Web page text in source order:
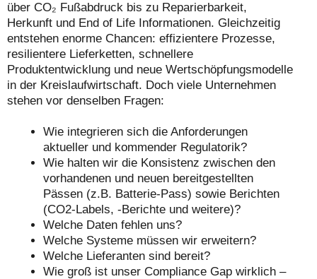
über CO₂ Fußabdruck bis zu Reparierbarkeit,
Herkunft und End of Life Informationen. Gleichzeitig
entstehen enorme Chancen: effizientere Prozesse,
resilientere Lieferketten, schnellere
Produktentwicklung und neue Wertschöpfungsmodelle
in der Kreislaufwirtschaft. Doch viele Unternehmen
stehen vor denselben Fragen:
Wie integrieren sich die Anforderungen
aktueller und kommender Regulatorik?
Wie halten wir die Konsistenz zwischen den
vorhandenen und neuen bereitgestellten
Pässen (z.B. Batterie-Pass) sowie Berichten
(CO2-Labels, -Berichte und weitere)?
Welche Daten fehlen uns?
Welche Systeme müssen wir erweitern?
Welche Lieferanten sind bereit?
Wie groß ist unser Compliance Gap wirklich –